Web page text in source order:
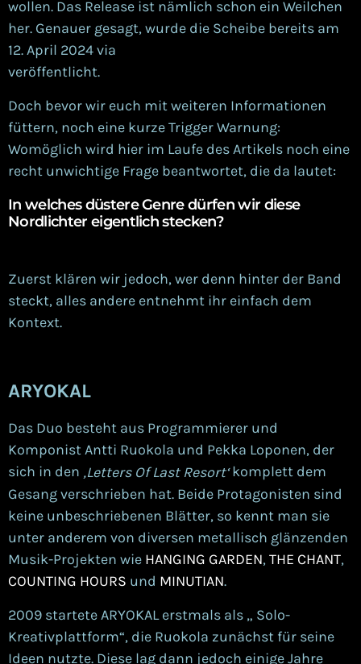
wollen. Das Release ist nämlich schon ein Weilchen
her. Genauer gesagt, wurde die Scheibe bereits am
12. April 2024 via
veröffentlicht.
Doch bevor wir euch mitweiteren Informationen
füttern, noch eine kurze Trigger Warnung:
Womöglich wird hier im Laufe des Artikels noch eine
recht unwichtige Frage beantwortet, die da lautet:
In welches düstere Genre dürfen wir diese
Nordlichter eigentlich stecken?
Zuerst klären wir jedoch, wer denn hinter der Band
steckt, alles andere entnehmt ihr einfach dem
Kontext.
ARYOKAL
Das Duo besteht aus Programmierer und
Komponist Antti Ruokola und Pekka Loponen, der
sich in den ‚Letters Of Last Resort‘komplett dem
Gesang verschrieben hat. Beide Protagonisten sind
keine unbeschriebenen Blätter, so kennt man sie
unter anderem von diversen metallisch glänzenden
Musik-Projekten wie HANGING GARDEN,THE CHANT,
COUNTING HOURS und MINUTIAN.
2009 startete ARYOKAL erstmals als „ Solo-
Kreativplattform“, die Ruokola zunächst für seine
Ideen nutzte. Diese lag dann jedoch einige Jahre